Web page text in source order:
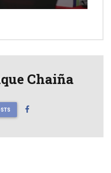
Chaiña